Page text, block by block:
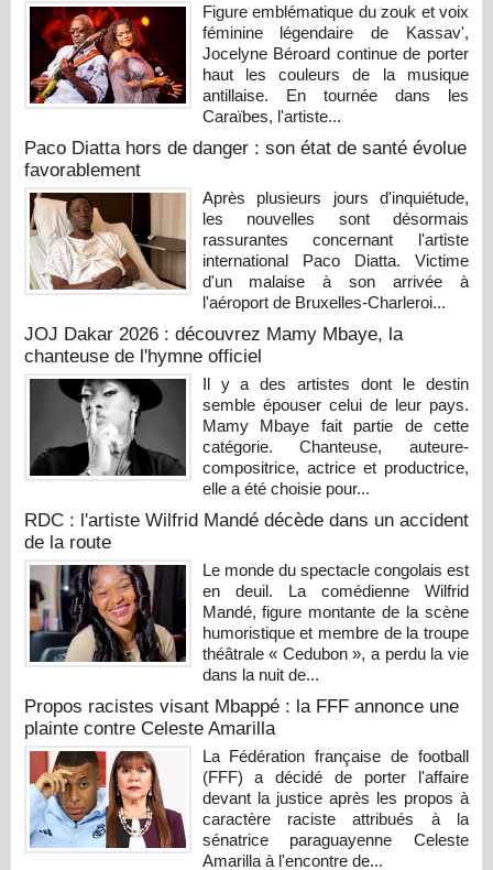
Figure emblématique du zouk et voix
féminine légendaire de Kassav',
Jocelyne Béroard continue de porter
haut les couleurs de la musique
antillaise. En tournée dans les
Caraïbes, l'artiste...
Paco Diatta hors de danger : son état de santé évolue
favorablement
Après plusieurs jours d'inquiétude,
les nouvelles sont désormais
rassurantes concernant l'artiste
international Paco Diatta. Victime
d'un malaise à son arrivée à
l'aéroport de Bruxelles-Charleroi...
JOJ Dakar 2026 : découvrez Mamy Mbaye, la
chanteuse de l'hymne officiel
Il y a des artistes dont le destin
semble épouser celui de leur pays.
Mamy Mbaye fait partie de cette
catégorie. Chanteuse, auteure-
compositrice, actrice et productrice,
elle a été choisie pour...
RDC : l'artiste Wilfrid Mandé décède dans un accident
de la route
Le monde du spectacle congolais est
en deuil. La comédienne Wilfrid
Mandé, figure montante de la scène
humoristique et membre de la troupe
théâtrale « Cedubon », a perdu la vie
dans la nuit de...
Propos racistes visant Mbappé : la FFF annonce une
plainte contre Celeste Amarilla
La Fédération française de football
(FFF) a décidé de porter l'affaire
devant la justice après les propos à
caractère raciste attribués à la
sénatrice paraguayenne Celeste
Amarilla à l'encontre de...